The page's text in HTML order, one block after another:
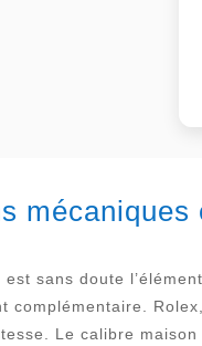
sans doute
complémentaire.
Le calibre